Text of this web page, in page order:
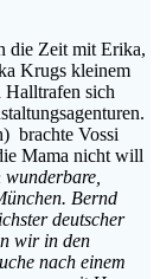
die Zeit mit Erika,
Krugs kleinem
Halltrafen sich
brachte Vossi
Mama nicht will
wunderbare,
Bernd
deutscher
wir in den
nach einem